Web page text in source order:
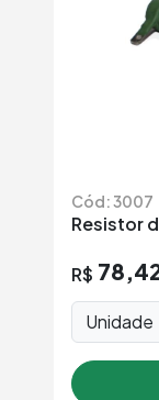
Cód: 3007
Resistor
R$
Unidade